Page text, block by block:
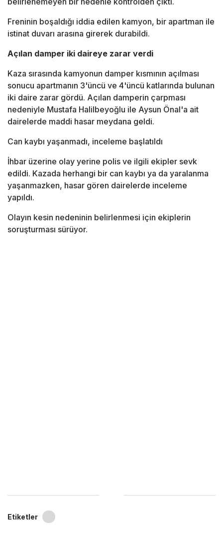
Freninin boşaldığı iddia edilen kamyon, bir apartman ile
istinat duvarı arasına girerek durabildi.
Açılan damper iki daireye zarar verdi
Kaza sırasında kamyonun damper kısmının açılması
sonucu apartmanın 3'üncü ve 4'üncü katlarında bulunan
iki daire zarar gördü. Açılan damperin çarpması
nedeniyle Mustafa Halilbeyoğlu ile Aysun Önal'a ait
dairelerde maddi hasar meydana geldi.
Can kaybı yaşanmadı, inceleme başlatıldı
İhbar üzerine olay yerine polis ve ilgili ekipler sevk
edildi. Kazada herhangi bir can kaybı ya da yaralanma
yaşanmazken, hasar gören dairelerde inceleme
yapıldı.
Olayın kesin nedeninin belirlenmesi için ekiplerin
soruşturması sürüyor.
Etiketler